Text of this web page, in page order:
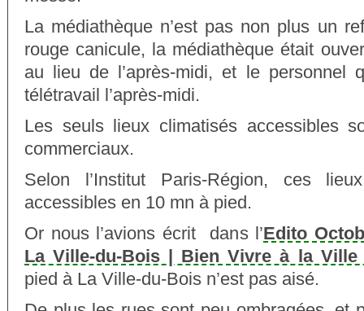
La médiathèque n’est pas non plus un
rouge canicule, la médiathèque était
au lieu de l’après-midi, et le personnel
télétravail l’après-midi.
Les seuls lieux climatisés accessibles
commerciaux.
Selon l’Institut Paris-Région, ces
accessibles en 10 mn à pied.
Or nous l’avions écrit dans l’Edito
La Ville-du-Bois | Bien Vivre à la
pied à La Ville-du-Bois n’est pas aisé.